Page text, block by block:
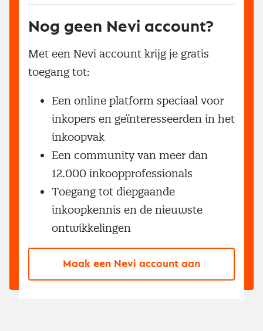
Nog geen Nevi account?
Met een Nevi account krijg je gratis
toegang tot:
Een online platform speciaal voor
inkopers en geïnteresseerden in het
inkoopvak
Een community van meer dan
12.000 inkoopprofessionals
Toegang tot diepgaande
inkoopkennis en de nieuwste
ontwikkelingen
Maak een Nevi account aan